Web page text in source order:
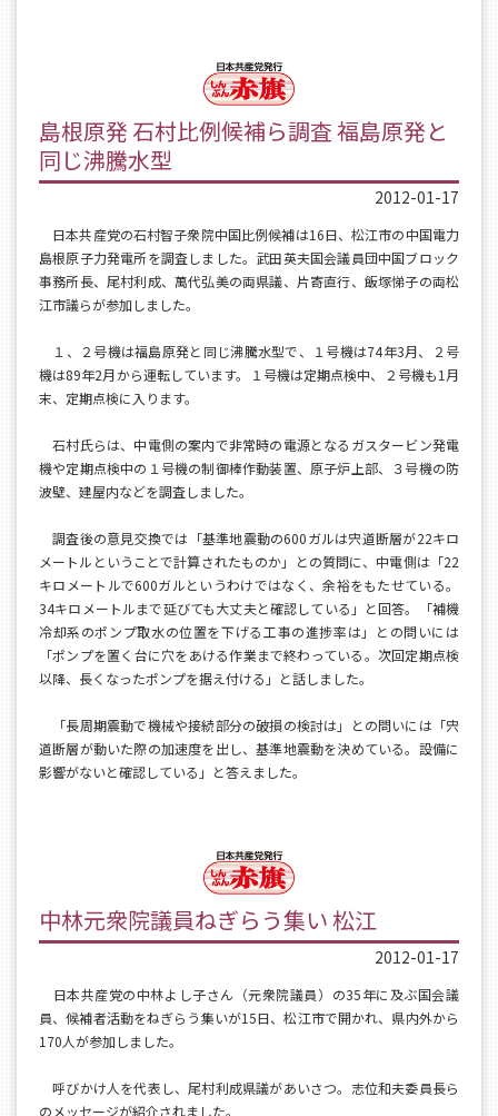
島根原発 石村比例候補ら調査 福島原発と
同じ沸騰水型
2012-01-17
日本共産党の石村智子衆院中国比例候補は16日、松江市の中国電力
島根原子力発電所を調査しました。武田英夫国会議員団中国ブロック
事務所長、尾村利成、萬代弘美の両県議、片寄直行、飯塚悌子の両松
江市議らが参加しました。
１、２号機は福島原発と同じ沸騰水型で、１号機は74年3月、２号
機は89年2月から運転しています。１号機は定期点検中、２号機も1月
末、定期点検に入ります。
石村氏らは、中電側の案内で非常時の電源となるガスタービン発電
機や定期点検中の１号機の制御棒作動装置、原子炉上部、３号機の防
波壁、建屋内などを調査しました。
調査後の意見交換では「基準地震動の600ガルは宍道断層が22キロ
メートルということで計算されたものか」との質問に、中電側は「22
キロメートルで600ガルというわけではなく、余裕をもたせている。
34キロメートルまで延びても大丈夫と確認している」と回答。「補機
冷却系のポンプ取水の位置を下げる工事の進捗率は」との問いには
「ポンプを置く台に穴をあける作業まで終わっている。次回定期点検
以降、長くなったポンプを据え付ける」と話しました。
「長周期震動で機械や接続部分の破損の検討は」との問いには「宍
道断層が動いた際の加速度を出し、基準地震動を決めている。設備に
影響がないと確認している」と答えました。
中林元衆院議員ねぎらう集い 松江
2012-01-17
日本共産党の中林よし子さん（元衆院議員）の35年に及ぶ国会議
員、候補者活動をねぎらう集いが15日、松江市で開かれ、県内外から
170人が参加しました。
呼びかけ人を代表し、尾村利成県議があいさつ。志位和夫委員長ら
のメッセージが紹介されました。